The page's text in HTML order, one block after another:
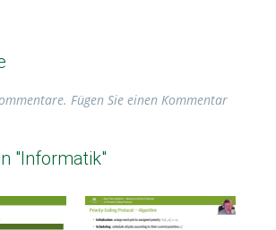
Fügen Sie einen Kommentar
"Informatik"